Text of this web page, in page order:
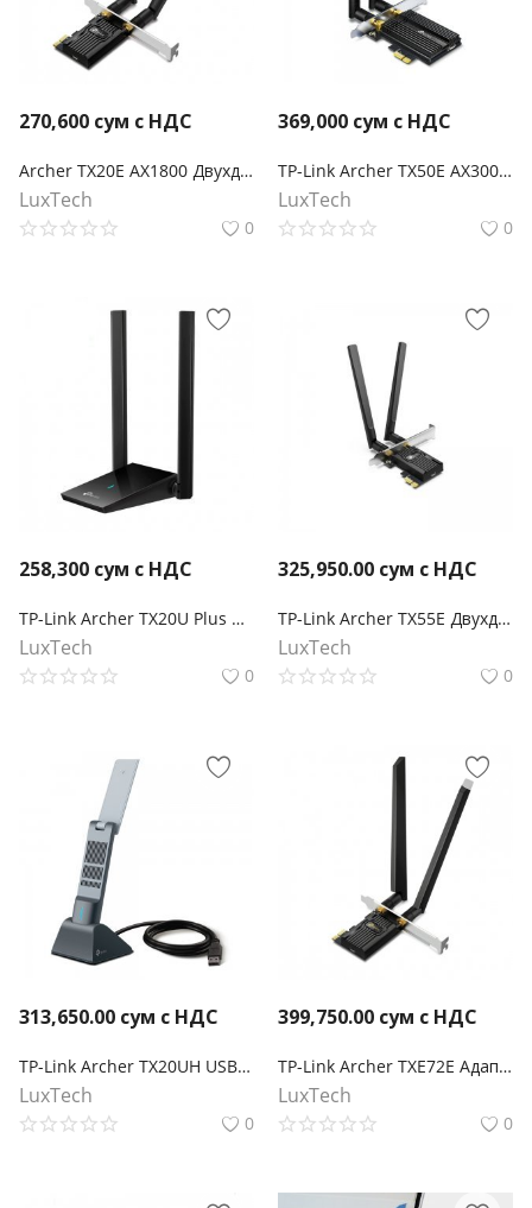
270,600 сум с НДС
Archer TX20E AX1800 Двухдиапазонный беспроводной PCI Express-адаптер Wi-Fi 6 с поддержкой Bluetooth 5.0
LuxTech
0
369,000 сум с НДС
TP-Link Archer TX50E AX3000 Wi-Fi 6 Bluetooth 5.0 адаптер PCI Express
LuxTech
0
258,300 сум с НДС
TP-Link Archer TX20U Plus Двухдиапазонный USB‑адаптер высокого усиления с поддержкой Wi-Fi AX1800
LuxTech
0
325,950.00 сум с НДС
TP-Link Archer TX55E Двухдиапазонный адаптер PCI Express с поддержкой Wi-Fi AX3000 и Bluetooth 5.2
LuxTech
0
313,650.00 сум с НДС
TP-Link Archer TX20UH USB‑адаптер высокого усиления с поддержкой Wi‑Fi AX1800
LuxTech
0
399,750.00 сум с НДС
TP-Link Archer TXE72E Адаптер AXE5400 Wi-Fi 6E Bluetooth 5.3 PCIe
LuxTech
0